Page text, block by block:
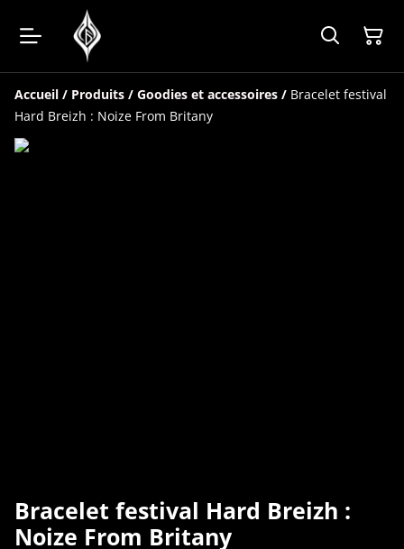
Accueil / Produits / Goodies et accessoires / Bracelet festival
Hard Breizh : Noize From Britany
Bracelet festival Hard Breizh :
Noize From Britany